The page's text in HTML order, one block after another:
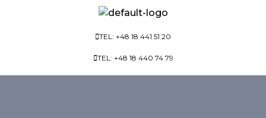
TEL: +48 18 441 51 20
TEL: +48 18 440 74 79